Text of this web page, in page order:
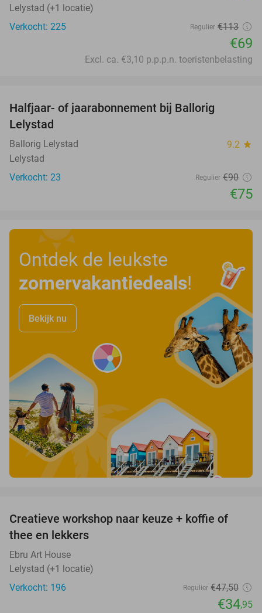
Lelystad (+1 locatie)
Verkocht: 225
Regulier €113
€69
Excl. ca. €3,10 p.p.p.n. toeristenbelasting
Halfjaar- of jaarabonnement bij Ballorig
Lelystad
Ballorig Lelystad 9.2 star
Lelystad
Verkocht: 23
Regulier €90
€75
Ontdek de leukste
zomervakantiedeals!
Bekijk nu
26%
Creatieve workshop naar keuze + koffie of
thee en lekkers
Ebru Art House
Lelystad (+1 locatie)
Verkocht: 196
Regulier €47,50
€34,95